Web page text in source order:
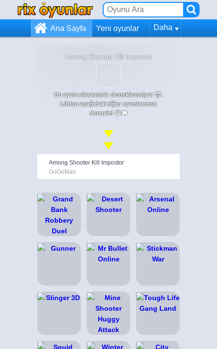
Ana Sayfa Yeni oyunlar Daha
Among Shooter Kill Impostor
Bu oyun cihazınızda desteklenmiyor 😞.
Lütfen aşağıdaki diğer oyunlarımızı
deneyin! 😄🎮
Among Shooter Kill Impostor
GoGoMan